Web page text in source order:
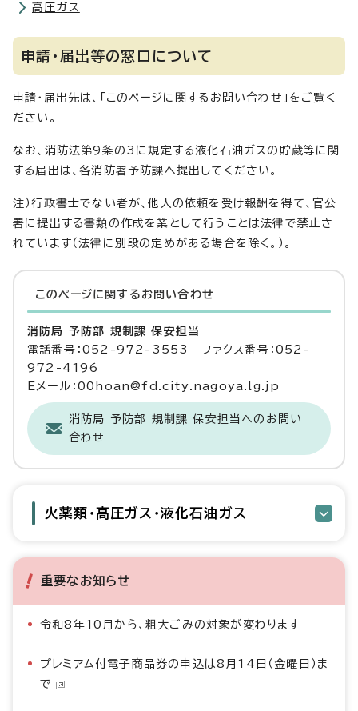
高圧ガス
申請・届出等の窓口について
申請・届出先は、「このページに関するお問い合わせ」をご覧く
ださい。
なお、消防法第9条の3に規定する液化石油ガスの貯蔵等に関
する届出は、各消防署予防課へ提出してください。
注）行政書士でない者が、他人の依頼を受け報酬を得て、官公
署に提出する書類の作成を業として行うことは法律で禁止さ
れています（法律に別段の定めがある場合を除く。）。
このページに関する お問い合わせ
消防局 予防部 規制課 保安担当
電話番号：052-972-3553 ファクス番号：052-
972-4196
Eメール：00hoan@fd.city.nagoya.lg.jp
消防局 予防部 規制課 保安担当へのお問い
合わせ
火薬類・高圧ガス・液化石油ガス
重要なお知らせ
令和8年10月から、粗大ごみの対象が変わります
プレミアム付電子商品券の申込は8月14日（金曜日）ま
で